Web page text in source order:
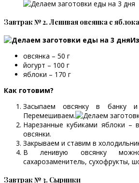
Завтрак № 2. Ленивая овсянка с
овсянка – 50 г
йогурт – 100 г
яблоки – 170 г
Как готовим?
Засыпаем овсянку в банку и
Перемешиваем.
Нарезанные кубиками яблоки –
овсянки.
Закрываем и ставим в
В ленивую овсянку
сахарозаменитель, сухофрукты,
Завтрак № 3. Сырники